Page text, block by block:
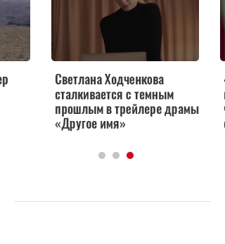
Светлана Ходченкова
сталкивается с темным
прошлым в трейлере драмы
«Другое имя»